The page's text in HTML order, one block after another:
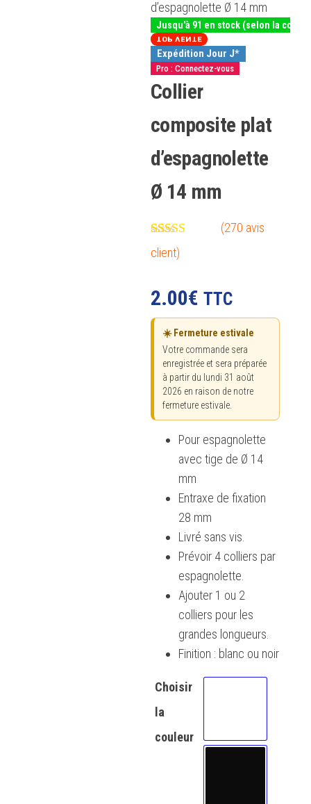
d’espagnolette Ø 14 mm
Jusqu'à 91 en stock (selon la
TOP VENTE
Expédition Jour J*
Pro : Connectez-vous
Collier
composite plat
d’espagnolette
Ø 14 mm
Noté4.75
sur 5 basé
270
client
(270 avis
client)
2.00€ TTC
☀️ Fermeture estivale
Votre commande sera
enregistrée et sera préparée
à partir du lundi 31 août
2026 en raison de notre
fermeture estivale.
Pour espagnolette
avec tige de Ø 14
mm
Entraxe de fixation
28 mm
Livré sans vis.
Prévoir 4 colliers par
espagnolette.
Ajouter 1 ou 2
colliers pour les
grandes longueurs.
Finition : blanc ou noir
Choisir
la
couleur